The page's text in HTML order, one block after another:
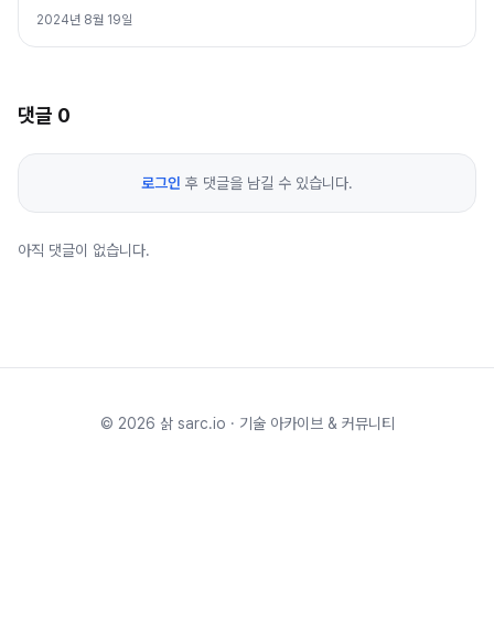
2024년 8월 19일
댓글 0
로그인 후 댓글을 남길 수 있습니다.
아직 댓글이 없습니다.
© 2026 삵 sarc.io · 기술 아카이브 & 커뮤니티